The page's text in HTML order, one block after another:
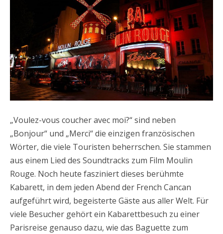
„Voulez-vous coucher avec moi?“ sind neben
„Bonjour“ und „Merci“ die einzigen französischen
Wörter, die viele Touristen beherrschen. Sie stammen
aus einem Lied des Soundtracks zum Film Moulin
Rouge. Noch heute fasziniert dieses berühmte
Kabarett, in dem jeden Abend der French Cancan
aufgeführt wird, begeisterte Gäste aus aller Welt. Für
viele Besucher gehört ein Kabarettbesuch zu einer
Parisreise genauso dazu, wie das Baguette zum